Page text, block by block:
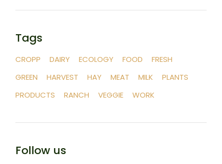
Tags
CROPP DAIRY ECOLOGY FOOD
FRESH
GREEN
HARVEST HAY MEAT MILK
PLANTS
PRODUCTS
RANCH VEGGIE WORK
Follow us